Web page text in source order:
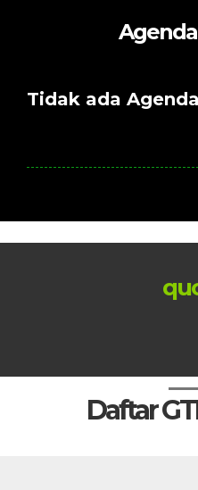
Tidak ada
Daftar